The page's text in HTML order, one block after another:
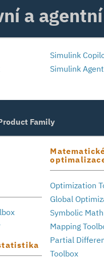
a
Simulink
Simulink
Family
Optimization
Global
Symbolic
Mapping
Partial
Toolbox